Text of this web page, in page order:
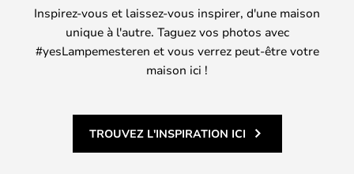
Inspirez-vous et laissez-vous inspirer, d'une maison
unique à l'autre. Taguez vos photos avec
#yesLampemesteren et vous verrez peut-être votre
maison ici !
TROUVEZ L'INSPIRATION ICI